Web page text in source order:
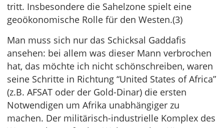
tritt. Insbesondere die Sahelzone spielt eine
geoökonomische Rolle für den Westen.(3)
Man muss sich nur das Schicksal Gaddafis
ansehen: bei allem was dieser Mann verbrochen
hat, das möchte ich nicht schönschreiben, waren
seine Schritte in Richtung “United States of Africa”
(z.B. AFSAT oder der Gold-Dinar) die ersten
Notwendigen um Afrika unabhängiger zu
machen. Der militärisch-industrielle Komplex des